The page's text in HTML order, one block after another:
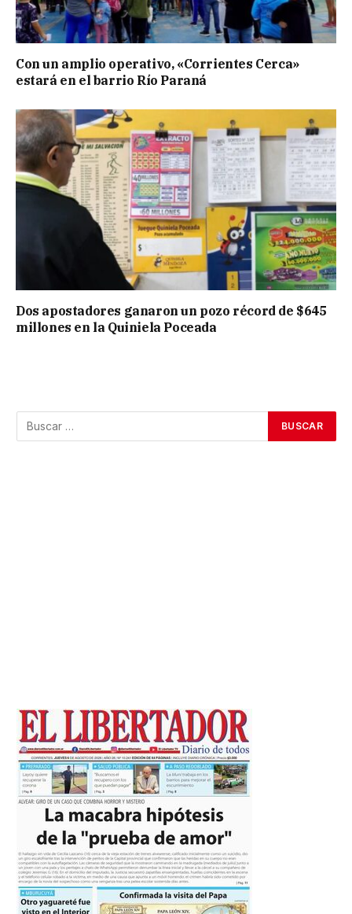
Con un amplio operativo, «Corrientes Cerca»
estará en el barrio Río Paraná
Dos apostadores ganaron un pozo récord de $645
millones en la Quiniela Poceada